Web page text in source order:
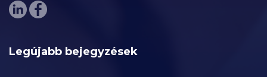
Legújabb bejegyzések